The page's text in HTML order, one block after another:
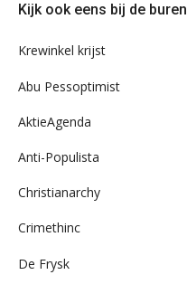
ons
Kijk ook eens bij de buren
Krewinkel krijst
Abu Pessoptimist
AktieAgenda
Anti-Populista
Christianarchy
Crimethinc
De Frysk